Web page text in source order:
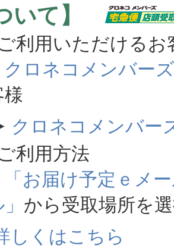
いて】
利用いただけるお
クロネコメンバーズ
様
クロネコメンバー
利用方法
「お届け予定ｅメ
から受取場所を
しくはこちら